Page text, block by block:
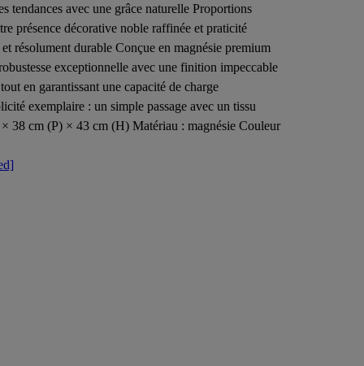
tendances avec une grâce naturelle Proportions
présence décorative noble raffinée et praticité
résolument durable Conçue en magnésie premium
exceptionnelle avec une finition impeccable
en garantissant une capacité de charge
exemplaire : un simple passage avec un tissu
38 cm (P) × 43 cm (H) Matériau : magnésie Couleur